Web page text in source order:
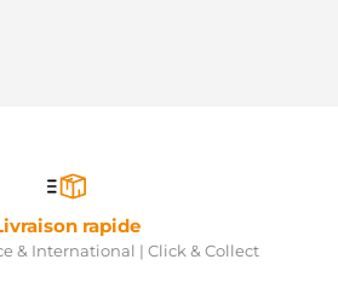
rapide
& International | Click & Collect